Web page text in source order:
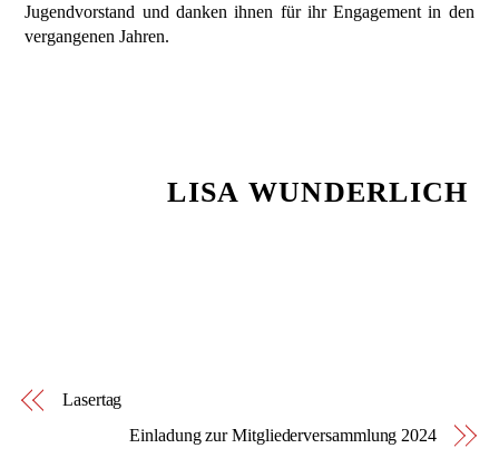
Jugendvorstand und danken ihnen für ihr Engagement in den
vergangenen Jahren.
LISA WUNDERLICH
Lasertag
Einladung zur Mitgliederversammlung 2024